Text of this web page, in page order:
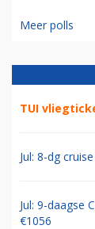
Meer polls
TUI
Jul: 8-dg
Jul: 9-daagse
€1056